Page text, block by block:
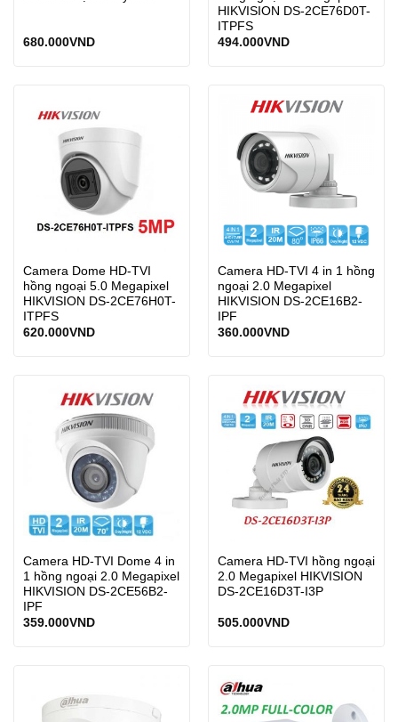
680.000VND
HIKVISION DS-2CE76D0T-
ITPFS
494.000VND
Camera Dome HD-TVI
hồng ngoại 5.0 Megapixel
HIKVISION DS-2CE76H0T-
ITPFS
620.000VND
Camera HD-TVI 4 in 1 hồng
ngoại 2.0 Megapixel
HIKVISION DS-2CE16B2-
IPF
360.000VND
Camera HD-TVI Dome 4 in
1 hồng ngoại 2.0 Megapixel
HIKVISION DS-2CE56B2-
IPF
359.000VND
Camera HD-TVI hồng ngoại
2.0 Megapixel HIKVISION
DS-2CE16D3T-I3P
505.000VND